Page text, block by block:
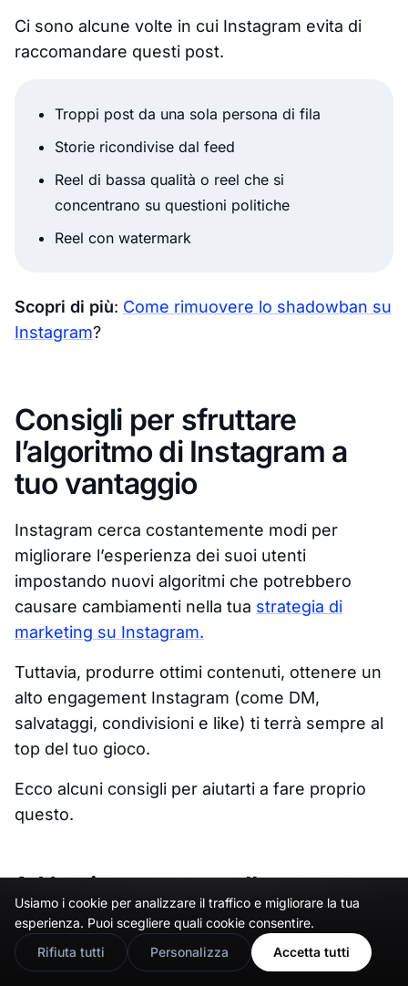
Ci sono alcune volte in cui Instagram evita di
raccomandare questi post.
Troppi post da una sola persona di fila
Storie ricondivise dal feed
Reel di bassa qualità o reel che si
concentrano su questioni politiche
Reel con watermark
Scopri di più: Come rimuovere lo shadowban su
Instagram?
Consigli per sfruttare
l’algoritmo di Instagram a
tuo vantaggio
Instagram cerca costantemente modi per
migliorare l’esperienza dei suoi utenti
impostando nuovi algoritmi che potrebbero
causare cambiamenti nella tua strategia di
marketing su Instagram.
Tuttavia, produrre ottimi contenuti, ottenere un
alto engagement Instagram (come DM,
salvataggi, condivisioni e like) ti terrà sempre al
top del tuo gioco.
Ecco alcuni consigli per aiutarti a fare proprio
questo.
1. Usa i post carosello
Usiamo i cookie per analizzare il traffico e migliorare la tua
esperienza. Puoi scegliere quali cookie consentire.
Rifiuta tutti
Personalizza Accetta tutti
🇬🇧 Would you prefer this site in English?
View in English